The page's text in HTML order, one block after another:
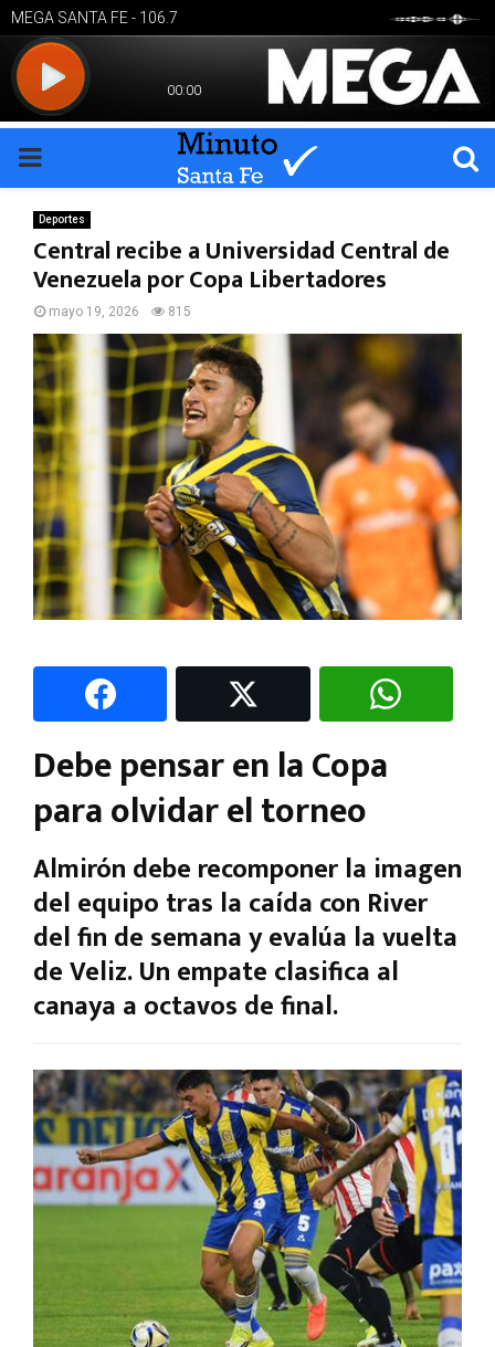
PRIMARY
MENU
Deportes
Central recibe a Universidad Central de
Venezuela por Copa Libertadores
mayo 19, 2026 815
Debe pensar en la Copa
para olvidar el torneo
Almirón debe recomponer la imagen
del equipo tras la caída con River
del fin de semana y evalúa la vuelta
de Veliz. Un empate clasifica al
canaya a octavos de final.